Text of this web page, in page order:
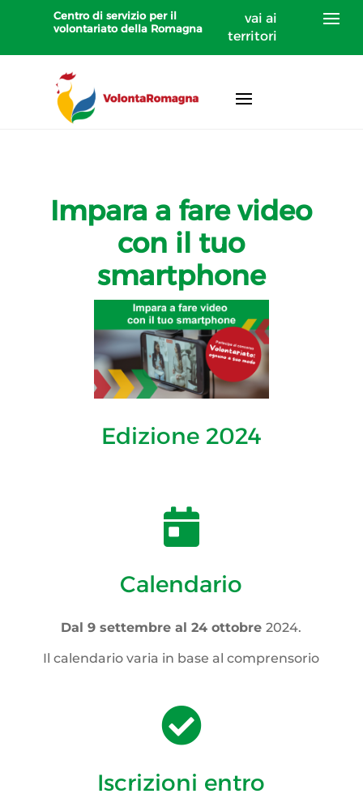
Centro di servizio per il
volontariato della Romagna
vai ai
territori
Impara a fare video
con il tuo
smartphone
Edizione 2024

Calendario
Dal 9 settembre al 24 ottobre2024.
Il calendario varia in base al comprensorio

Iscrizioni entro